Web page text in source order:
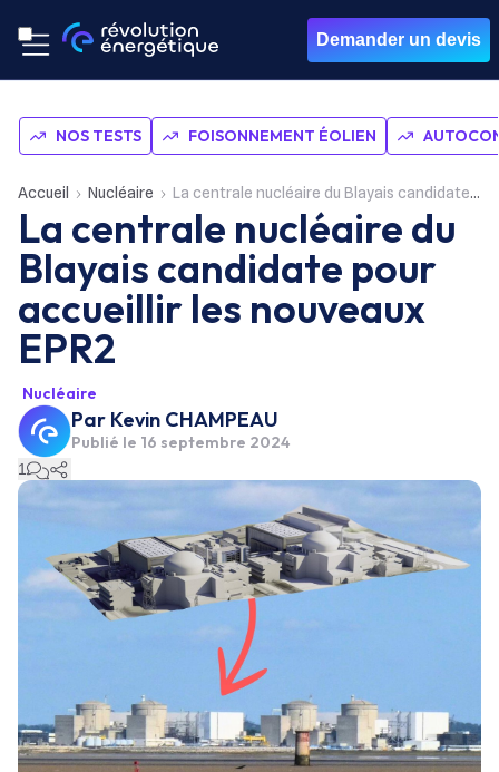
Demander un devis
NOS TESTS FOISONNEMENT ÉOLIEN
Accueil Nucléaire La centrale nucléaire du Blayais candidate pour accueillir les nouveaux EPR2
La centrale nucléaire du
Blayais candidate pour
accueillir les nouveaux
EPR2
Nucléaire
Par Kevin CHAMPEAU
Publié le 16 septembre 2024
1